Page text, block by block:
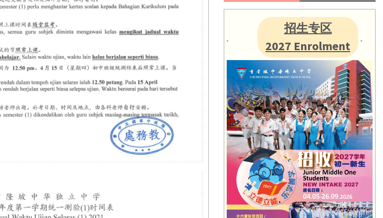
招生专区
2027 Enrolment